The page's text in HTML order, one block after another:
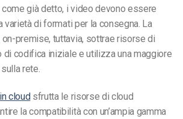
già detto, i video devono essere
varietà di formati per la consegna. La
on-premise, tuttavia, sottrae risorse di
codifica iniziale e utilizza una maggiore
rete.
cloudsfrutta le risorse di cloud
la compatibilità con un’ampia gamma